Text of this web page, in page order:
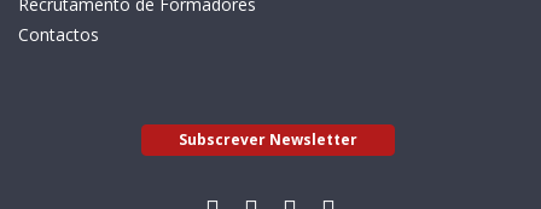
Contactos
Subscrever Newsletter